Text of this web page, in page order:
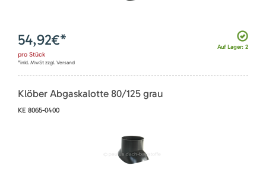
Auf Lager: 2
54,92€*
pro Stück
*inkl. MwSt zzgl. Versand
Klöber Abgaskalotte 80/125 grau
KE 8065-0400